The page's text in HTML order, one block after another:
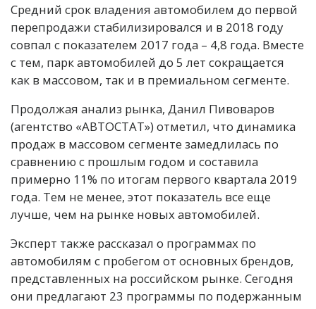
Средний срок владения автомобилем до первой
перепродажи стабилизировался и в 2018 году
совпал с показателем 2017 года – 4,8 года. Вместе
с тем, парк автомобилей до 5 лет сокращается
как в массовом, так и в премиальном сегменте.
Продолжая анализ рынка, Данил Пивоваров
(агентство «АВТОСТАТ») отметил, что динамика
продаж в массовом сегменте замедлилась по
сравнению с прошлым годом и составила
примерно 11% по итогам первого квартала 2019
года. Тем не менее, этот показатель все еще
лучше, чем на рынке новых автомобилей.
Эксперт также рассказал о программах по
автомобилям с пробегом от основных брендов,
представленных на российском рынке. Сегодня
они предлагают 23 программы по подержанным